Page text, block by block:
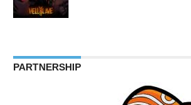
PARTNERSHIP